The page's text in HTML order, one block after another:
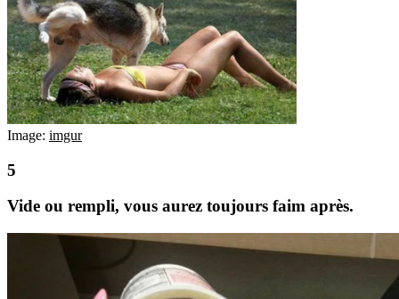
Image: imgur
Vide ou rempli, vous aurez toujours faim après.